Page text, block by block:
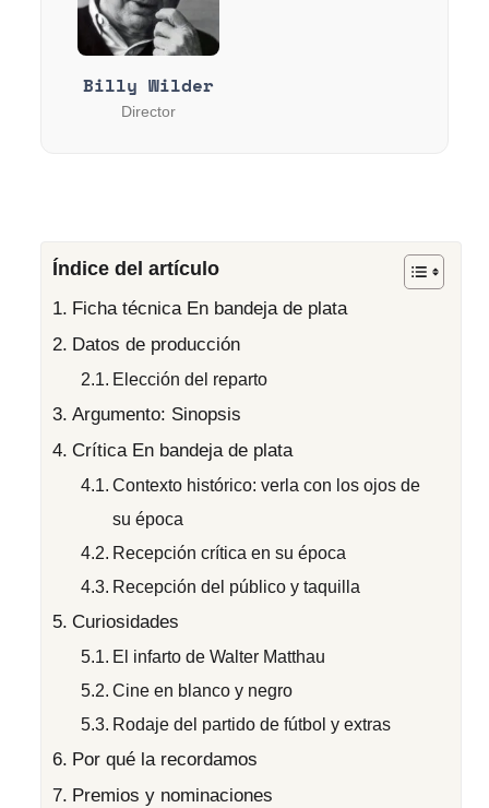
Billy Wilder
Director
Índice del artículo
Ficha técnica En bandeja de plata
Datos de producción
Elección del reparto
Argumento: Sinopsis
Crítica En bandeja de plata
Contexto histórico: verla con los ojos de
su época
Recepción crítica en su época
Recepción del público y taquilla
Curiosidades
El infarto de Walter Matthau
Cine en blanco y negro
Rodaje del partido de fútbol y extras
Por qué la recordamos
Premios y nominaciones